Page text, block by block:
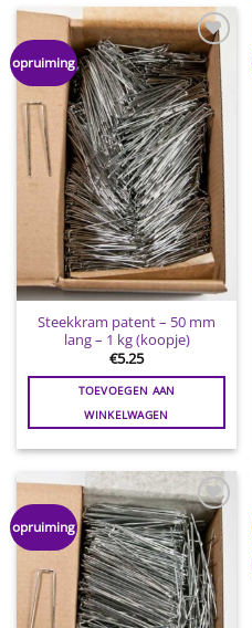
opruiming
Toevoegen
aan
wenslijst
Steekkram patent – 50 mm
lang – 1 kg (koopje)
€5.25
TOEVOEGEN AAN
WINKELWAGEN
opruiming
Toevoegen
aan
wenslijst